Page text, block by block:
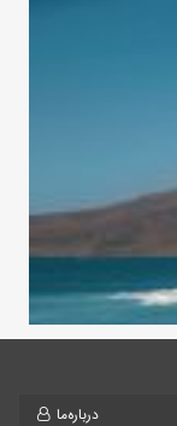
درباره‌ما